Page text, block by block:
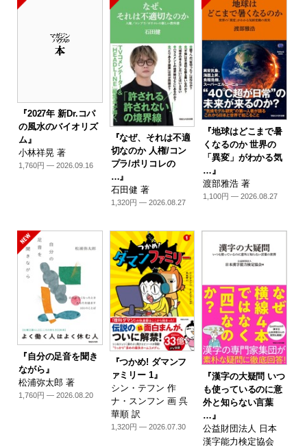
『2027年 新Dr.コパ
の風水のバイオリズ
ム』
小林祥晃 著
1,760円 — 2026.09.16
『なぜ、それは不適
切なのか 人権/コン
プラ/ポリコレの
…』
石田健 著
1,320円 — 2026.08.27
『地球はどこまで暑
くなるのか 世界の
「異変」がわかる気
…』
渡部雅浩 著
1,100円 — 2026.08.27
『自分の足音を聞き
ながら』
松浦弥太郎 著
1,760円 — 2026.08.20
『つかめ! ダマンフ
ァミリー 1』
シン・テフン 作
ナ・スンフン 画 呉
華順 訳
1,320円 — 2026.07.30
『漢字の大疑問 いつ
も使っているのに意
外と知らない言葉
…』
公益財団法人 日本
漢字能力検定協会